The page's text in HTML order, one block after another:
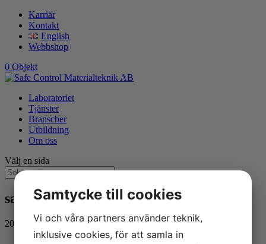
Karriär
Kontakt
English
Webbshop
0 Objekt
Laboratoriet
Tjänster
Branscher
Utbildning
Om oss
Välj en sida
safecontrol-rostfri-tub
2021-10-29
Samtycke till cookies
Vi och våra partners använder teknik,
inklusive cookies, för att samla in